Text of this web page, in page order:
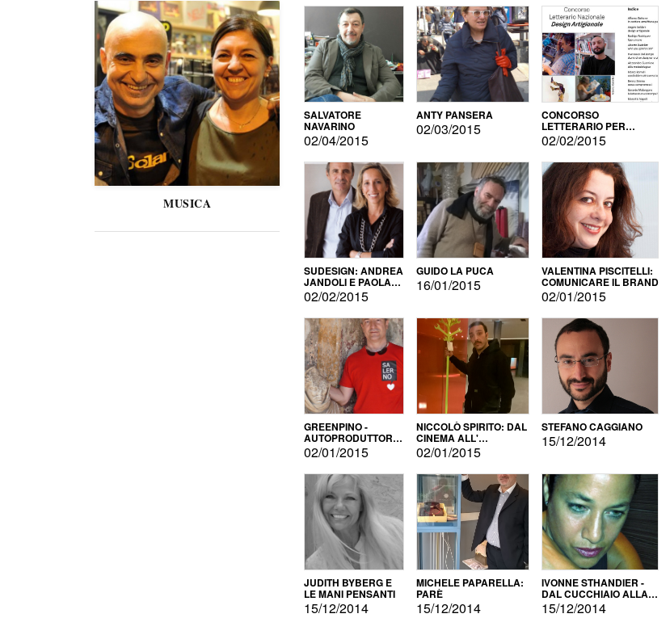
MUSICA
SALVATORE
NAVARINO
02/04/2015
ANTY PANSERA
02/03/2015
CONCORSO
LETTERARIO PER
DESIGNER
02/02/2015
SUDESIGN: ANDREA
JANDOLI E PAOLA
PISAPIA
02/02/2015
GUIDO LA PUCA
16/01/2015
VALENTINA PISCITELLI:
COMUNICARE IL BRAND
02/01/2015
GREENPINO -
AUTOPRODUTTORE
PER AMORE
02/01/2015
NICCOLÒ SPIRITO: DAL
CINEMA ALL'
AUTOPRODUZIONE
02/01/2015
STEFANO CAGGIANO
15/12/2014
JUDITH BYBERG E
LE MANI PENSANTI
15/12/2014
MICHELE PAPARELLA:
PARÈ
15/12/2014
IVONNE STHANDIER -
DAL CUCCHIAIO ALLA
CITTÀ
15/12/2014